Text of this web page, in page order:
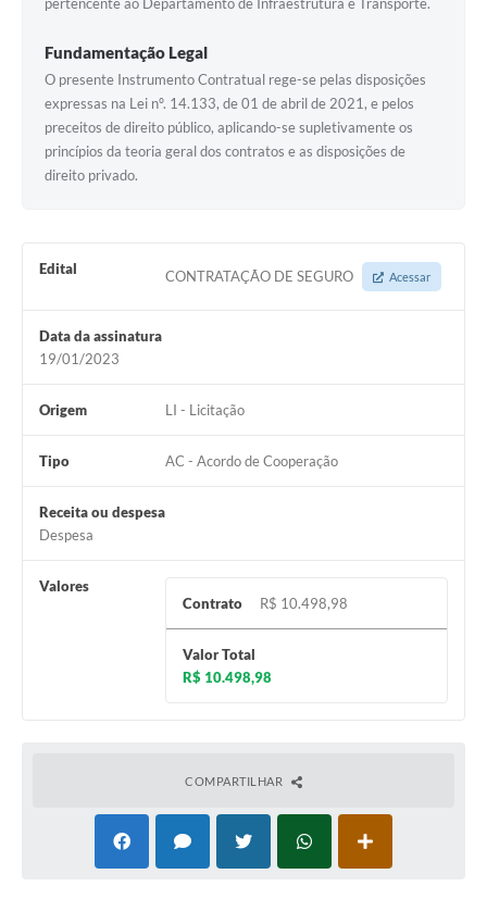
Fundamentação Legal
O presente Instrumento Contratual rege-se pelas disposições
expressas na Lei nº. 14.133, de 01 de abril de 2021, e pelos
preceitos de direito público, aplicando-se supletivamente os
princípios da teoria geral dos contratos e as disposições de
direito privado.
Edital CONTRATAÇÃO DE SEGURO Acessar
Data da assinatura
19/01/2023
Origem LI - Licitação
Tipo AC - Acordo de Cooperação
Receita ou despesa
Despesa
Valores
Contrato
R$ 10.498,98
Valor Total
R$ 10.498,98
COMPARTILHAR